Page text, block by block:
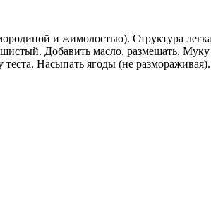
и жимолостью). Структура
Добавить масло, размешать.
Насыпать ягоды (не